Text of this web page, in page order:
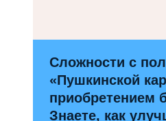
Сложности с
«Пушкинской
приобретением
Знаете, как